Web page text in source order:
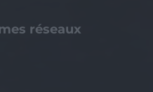
réseaux